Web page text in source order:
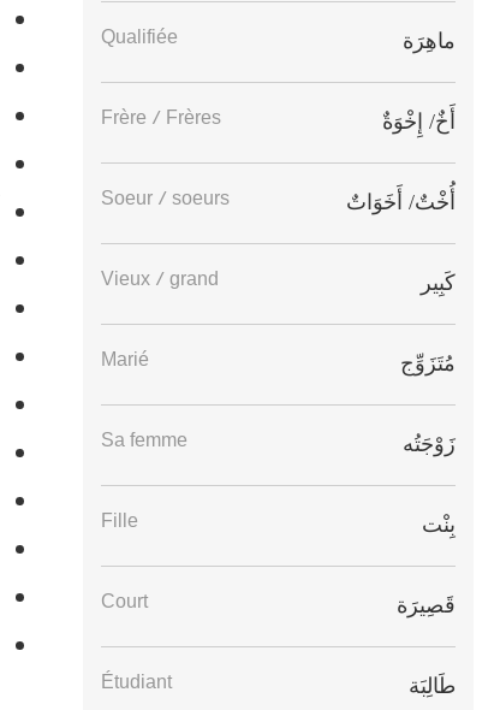
ماهِرَة Qualifiée
أَخٌ/ إِخْوَةٌ Frère / Frères
أُخْتٌ/ أَخَوَاتٌ Soeur / soeurs
كَبِير Vieux / grand
مُتَزَوِّج Marié
زَوْجَتُه Sa femme
بِنْت Fille
قَصِيرَة Court
طَالِبَة Étudiant